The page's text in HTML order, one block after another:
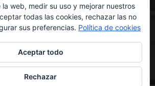
SÍGUENOS
web, medir su uso y mejorar nuestros
todas las cookies, rechazar las no
sus preferencias. Política de cookies
Aceptar todo
Rechazar